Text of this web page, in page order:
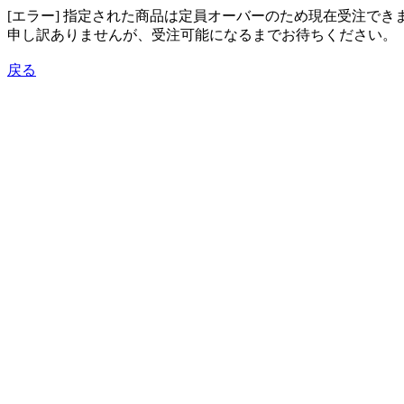
[エラー] 指定された商品は定員オーバーのため現在受注でき
申し訳ありませんが、受注可能になるまでお待ちください。
戻る